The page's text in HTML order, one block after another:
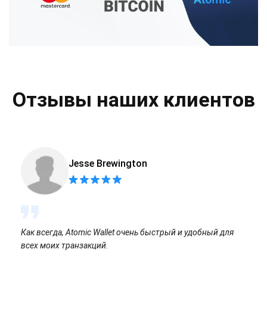
Отзывы наших клиентов
Jesse Brewington
Как всегда, Atomic Wallet очень быстрый и удобный для
всех моих транзакций.